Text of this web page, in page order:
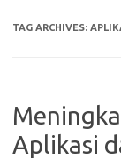
TAG ARCHIVES:
Aplikasi